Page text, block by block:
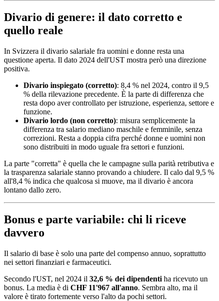
Divario di genere: il dato corretto e
quello reale
In Svizzera il divario salariale fra uomini e donne resta una
questione aperta. Il dato 2024 dell'UST mostra però una direzione
positiva.
Divario inspiegato (corretto): 8,4 % nel 2024, contro il 9,5
% della rilevazione precedente. È la parte di differenza che
resta dopo aver controllato per istruzione, esperienza, settore e
funzione.
Divario lordo (non corretto): misura semplicemente la
differenza tra salario mediano maschile e femminile, senza
correzioni. Resta a doppia cifra perché donne e uomini non
sono distribuiti in modo uguale fra settori e funzioni.
La parte "corretta" è quella che le campagne sulla parità retributiva e
la trasparenza salariale stanno provando a chiudere. Il calo dal 9,5 %
all'8,4 % indica che qualcosa si muove, ma il divario è ancora
lontano dallo zero.
Bonus e parte variabile: chi li riceve
davvero
Il salario di base è solo una parte del compenso annuo, soprattutto
nei settori finanziari e farmaceutici.
Secondo l'UST, nel 2024 il 32,6 % dei dipendenti ha ricevuto un
bonus. La media è di CHF 11'967 all'anno. Sembra alto, ma il
valore è tirato fortemente verso l'alto da pochi settori.